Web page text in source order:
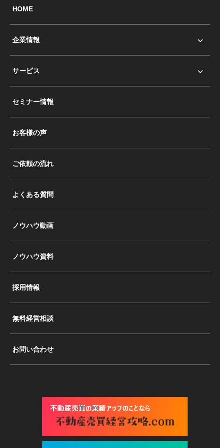
HOME
企業情報
サービス
セミナー情報
お客様の声
ご依頼の流れ
よくある質問
ノウハウ動画
ノウハウ資料
採用情報
無料経営相談
お問い合わせ